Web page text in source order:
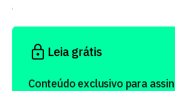
continuar integrada à comunidade.
Leia grátis
Conteúdo exclusivo para